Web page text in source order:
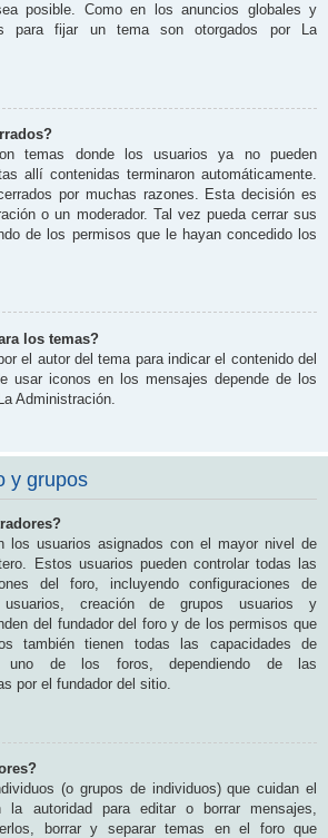
posible. Como en los anuncios globales y
para fijar un tema son otorgados por La
temas donde los usuarios ya no pueden
allí contenidas terminaron automáticamente.
por muchas razones. Esta decisión es
o un moderador. Tal vez pueda cerrar sus
de los permisos que le hayan concedido los
los temas?
el autor del tema para indicar el contenido del
usar iconos en los mensajes depende de los
Administración.
y grupos
los usuarios asignados con el mayor nivel de
Estos usuarios pueden controlar todas las
del foro, incluyendo configuraciones de
creación de grupos usuarios y
del fundador del foro y de los permisos que
también tienen todas las capacidades de
uno de los foros, dependiendo de las
por el fundador del sitio.
(o grupos de individuos) que cuidan el
autoridad para editar o borrar mensajes,
borrar y separar temas en el foro que